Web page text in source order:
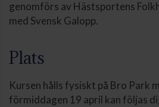
genomförs av Hästsportens
med Svensk Galopp.
Plats
Kursen hålls fysiskt på Bro Park
förmiddagen 19 april kan följas